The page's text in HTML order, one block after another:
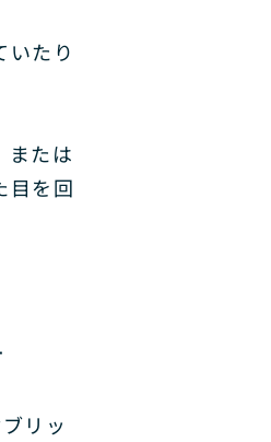
いたり
または
目を回
リッ